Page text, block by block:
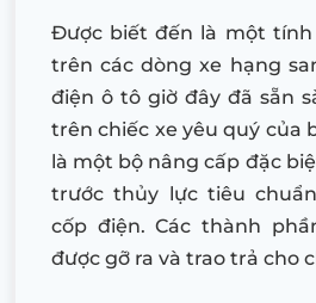
Được biết đến là một tính
trên các dòng xe hạng
điện ô tô giờ đây đã sẵn
trên chiếc xe yêu quý của
là một bộ nâng cấp đặc
trước thủy lực tiêu
cốp điện. Các thành
được gỡ ra và trao trả cho